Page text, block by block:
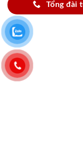
Tổng đài